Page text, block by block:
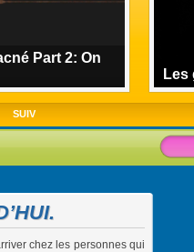
Part 2: On
Les
SUIV
chez les personnes qui